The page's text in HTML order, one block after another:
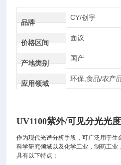
品牌
CY/创宇
价格区间
面议
产地类别
国产
应用领域
环保,食品/农产
UV1100紫外/可见分光光
作为现代光谱分析手段，可广泛用于
科学研究领域以及化学工业，制药工业
具有以下特点：